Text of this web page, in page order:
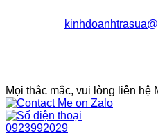
Mọi thắc mắc, vui lòng liên hệ
0923992029